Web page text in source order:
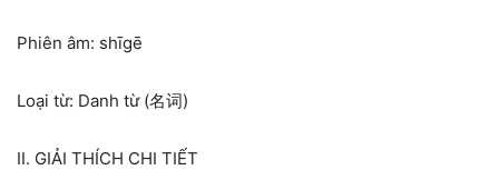
Phiên âm: shīgē
Loại từ: Danh từ (名词)
II. GIẢI THÍCH CHI TIẾT